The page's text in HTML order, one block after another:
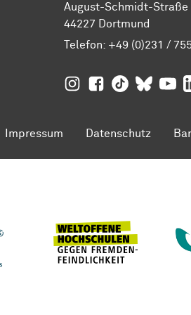
August-Schmidt-Straße
44227 Dortmund
Telefon: +49 (0)231 /
TU Dortmund auf
TU Dortmund
TU TU
Impressum Datenschutz